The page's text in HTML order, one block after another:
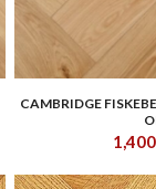
CAMBRIDGE
1,400